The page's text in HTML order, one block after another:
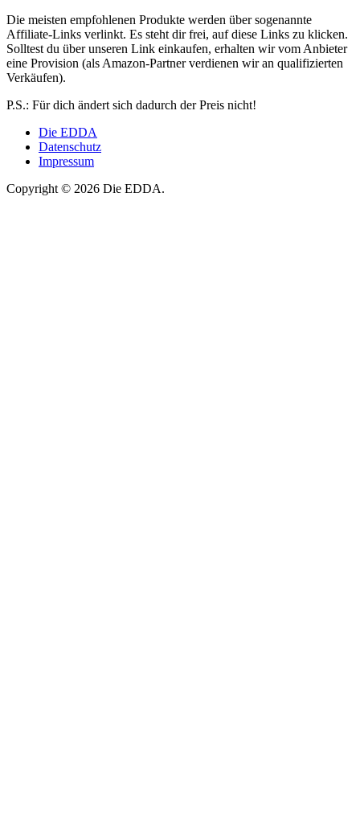
Die meisten empfohlenen Produkte werden über sogenannte
Affiliate-Links verlinkt. Es steht dir frei, auf diese Links zu klicken.
Solltest du über unseren Link einkaufen, erhalten wir vom Anbieter
eine Provision (als Amazon-Partner verdienen wir an qualifizierten
Verkäufen).
P.S.: Für dich ändert sich dadurch der Preis nicht!
Die EDDA
Datenschutz
Impressum
Copyright © 2026 Die EDDA.